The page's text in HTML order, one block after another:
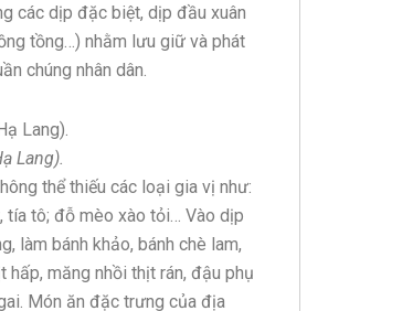
các dịp đặc biệt, dịp đầu xuân
tồng…) nhằm lưu giữ và phát
chúng nhân dân.
Lang).
thể thiếu các loại gia vị như:
tía tô; đỗ mèo xào tỏi… Vào dịp
làm bánh khảo, bánh chè lam,
hấp, măng nhồi thịt rán, đậu phụ
Món ăn đặc trưng của địa